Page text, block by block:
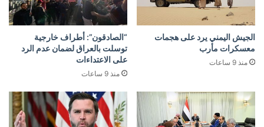
الجيش اليمني يرد على هجمات
معسكرات مأرب
منذ 9 ساعات
“الصادقون”: أطراف خارجية
توسلت بالعراق لضمان عدم الرد
على الاعتداءات
منذ 9 ساعات